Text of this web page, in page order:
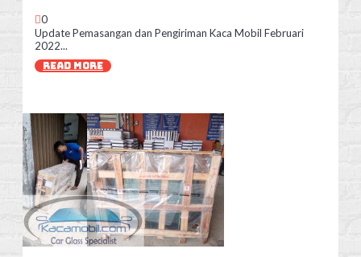
0
Update Pemasangan dan Pengiriman Kaca Mobil Februari
2022...
READ MORE